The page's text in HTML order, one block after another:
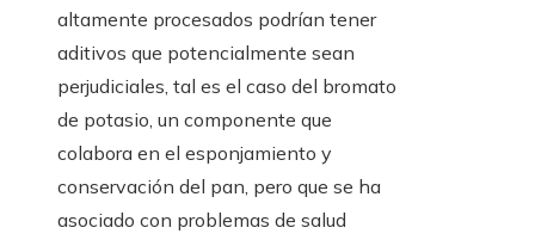
altamente procesados podrían tener
aditivos que potencialmente sean
perjudiciales, tal es el caso del bromato
de potasio, un componente que
colabora en el esponjamiento y
conservación del pan, pero que se ha
asociado con problemas de salud